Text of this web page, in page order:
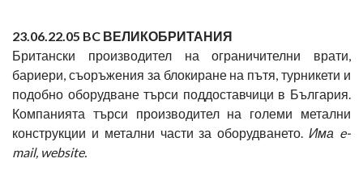
23.06.22.05 BC ВЕЛИКОБРИТАНИЯ
Британски производител на ограничителни врати,
бариери, съоръжения за блокиране на пътя, турникети и
подобно оборудване търси поддоставчици в България.
Компанията търси производител на големи метални
конструкции и метални части за оборудването.Има e-
mail, website.